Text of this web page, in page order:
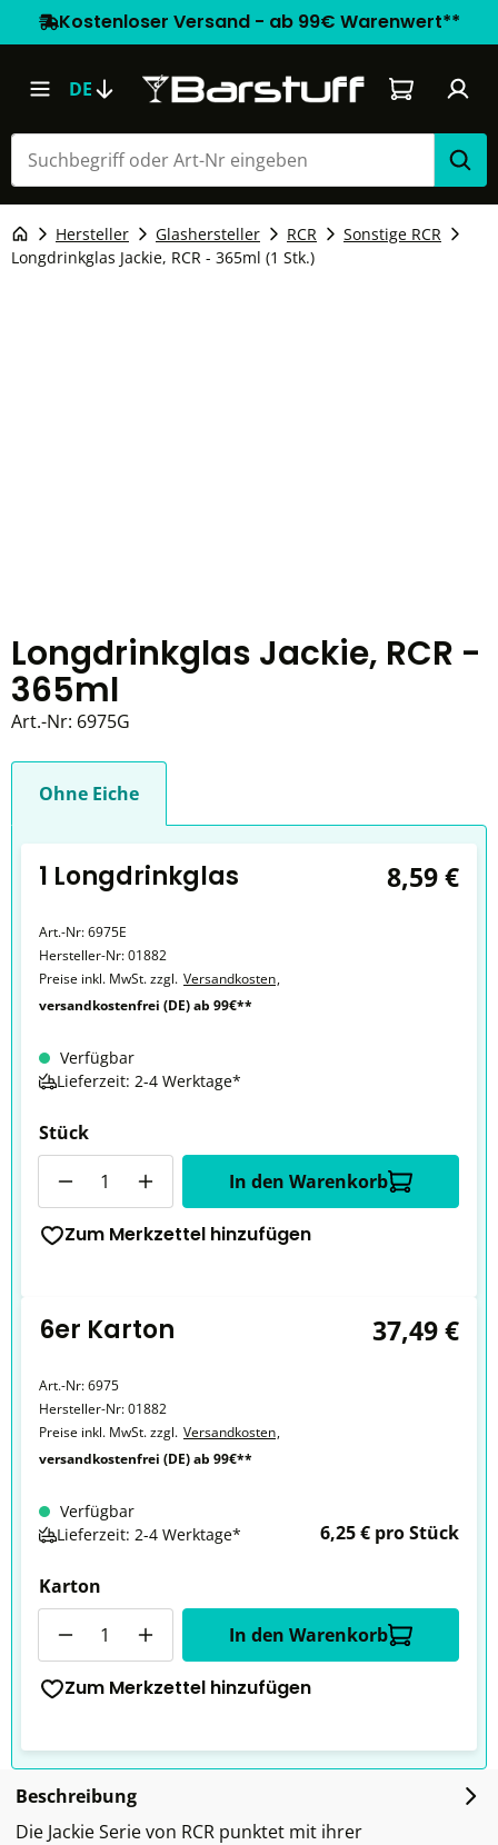
Kostenloser Versand - ab 99€ Warenwert**
DE Warenkorb
Hersteller Glashersteller RCR
Sonstige RCR
Longdrinkglas Jackie, RCR - 365ml (1 Stk.)
Longdrinkglas Jackie, RCR -
365ml
Art.-Nr: 6975G
Ohne Eiche
1 Longdrinkglas 8,59 €
Art.-Nr:6975E
Hersteller-Nr:01882
Preise inkl. MwSt. zzgl. Versandkosten,
versandkostenfrei (DE) ab 99€**
Verfügbar
Lieferzeit: 2-4 Werktage*
Stück
In den Warenkorb
Zum Merkzettel hinzufügen
6er Karton 37,49 €
Art.-Nr:6975
Hersteller-Nr:01882
Preise inkl. MwSt. zzgl. Versandkosten,
versandkostenfrei (DE) ab 99€**
Verfügbar
Lieferzeit: 2-4 Werktage*
6,25 € pro Stück
Karton
In den Warenkorb
Zum Merkzettel hinzufügen
Beschreibung
Die Jackie Serie von RCR punktet mit ihrer